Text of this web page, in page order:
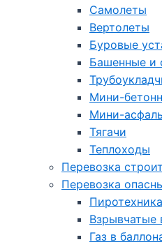
Самолеты
Вертолеты
Буровые
Башенные и
Мини-
Мини-
Тягачи
Теплоходы
Перевозка
Перевозка
Пиротехника
Взрывчатые
Газ в